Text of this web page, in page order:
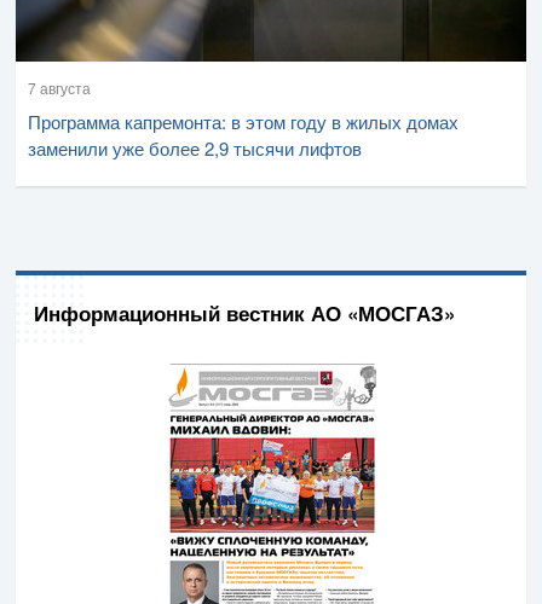
7 августа
Программа капремонта: в этом году в жилых домах
заменили уже более 2,9 тысячи лифтов
Информационный вестник АО «МОСГАЗ»